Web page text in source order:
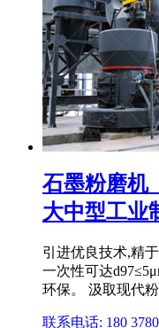
石墨粉磨机
大中型工业
引进优良技术,精
一次性可达
环保。 汲取现代
联系电话: 180 3780